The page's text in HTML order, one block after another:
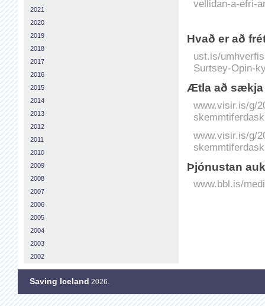
vellidan-a-efri-
Hvað er að
ust.is/
Surtsey-Opin-
Ætla að sækja
www.visir.is/g/
www.visir.is/g/
Þjónustan
www.bbl.is/
2021
2020
2019
2018
2017
2016
2015
2014
2013
2012
2011
2010
2009
2008
2007
2006
2005
2004
2003
2002
Saving Iceland 2026.